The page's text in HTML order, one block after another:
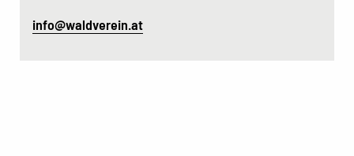
info@waldverein.at